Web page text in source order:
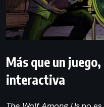
Más que un
interactiva